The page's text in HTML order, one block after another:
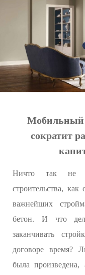
Мобильный
сократит
Ничто так не
строительства,
важнейших
бетон. И что
заканчивать
договоре время?
была произведена,